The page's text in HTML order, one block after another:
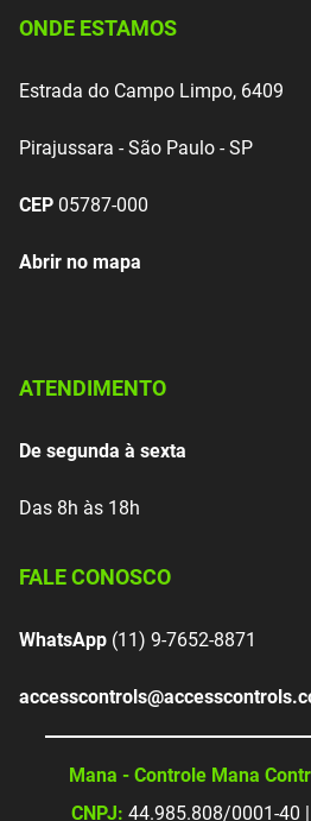
ONDE ESTAMOS
Estrada do Campo Limpo, 6409
Pirajussara - São Paulo - SP
CEP 05787-000
Abrir no mapa
ATENDIMENTO
De segunda à sexta
Das 8h às 18h
FALE CONOSCO
WhatsApp (11) 9-7652-8871
Mana - Controle Mana
CNPJ: 44.985.808/0001-40 |